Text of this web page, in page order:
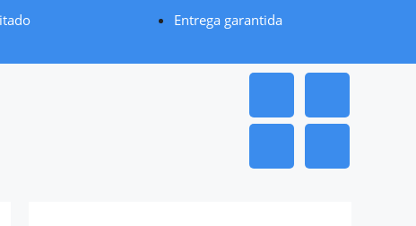
Entrega garantida